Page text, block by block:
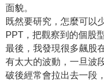
面貌。
既然要研究，怎麼可以
PPT，把觀察到的個股
最後，我發現很多飆股
有太大的波動，一旦波
破後經常會拉出去一段